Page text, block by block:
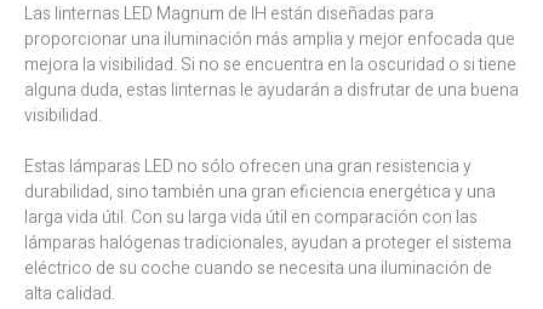
Las linternas LED Magnum de IH están diseñadas para
proporcionar una iluminación más amplia y mejor enfocada que
mejora la visibilidad. Si no se encuentra en la oscuridad o si tiene
alguna duda, estas linternas le ayudarán a disfrutar de una buena
visibilidad.
Estas lámparas LED no sólo ofrecen una gran resistencia y
durabilidad, sino también una gran eficiencia energética y una
larga vida útil. Con su larga vida útil en comparación con las
lámparas halógenas tradicionales, ayudan a proteger el sistema
eléctrico de su coche cuando se necesita una iluminación de
alta calidad.